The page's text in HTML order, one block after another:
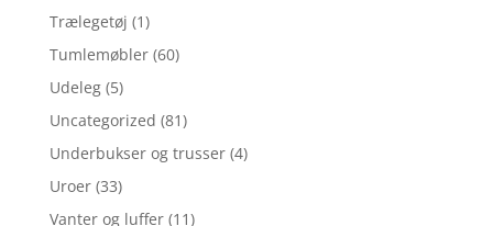
Trælegetøj (1)
Tumlemøbler (60)
Udeleg (5)
Uncategorized (81)
Underbukser og trusser (4)
Uroer (33)
Vanter og luffer (11)